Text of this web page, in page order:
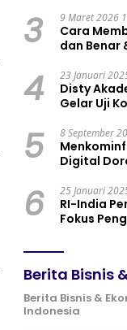
3 9 Maret 2026
Cara
dan Benar
4 23 Januari
Disty
Gelar Uji
5 8 September
Digital
6 25 Januari
RI-India
Fokus
Berita Bisnis
Berita Bisnis &
Indonesia